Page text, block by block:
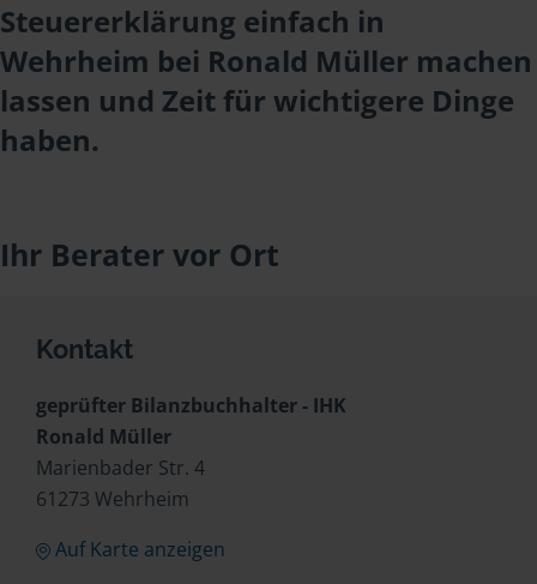
Steuererklärung einfach in
Wehrheim bei Ronald Müller machen
lassen und Zeit für wichtigere Dinge
haben.
Ihr Berater vor Ort
Kontakt
geprüfter Bilanzbuchhalter - IHK
Ronald Müller
Marienbader Str. 4
61273 Wehrheim
Auf Karte anzeigen